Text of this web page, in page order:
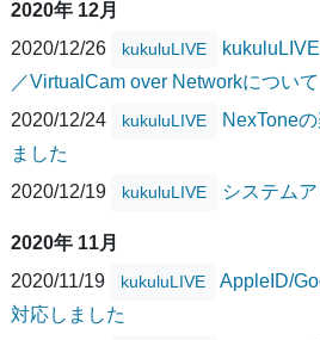
2020年 12月
2020/12/26
kukuluLIVE
／VirtualCam over Networkについて
2020/12/24
kukuluLIVE
NexTone
ました
2020/12/19
kukuluLIVE システム
2020年 11月
2020/11/19
kukuluLIVE
AppleID/
対応しました